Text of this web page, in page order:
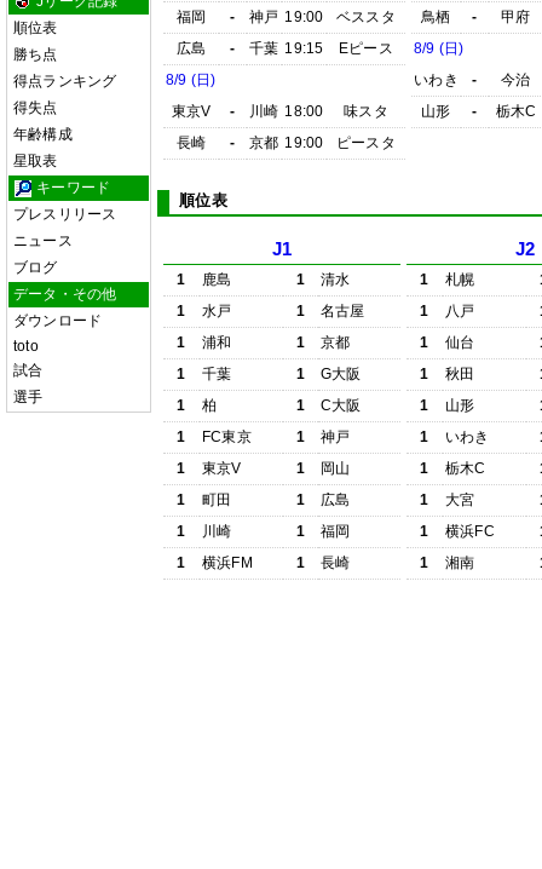
順位表
勝ち点
得点ランキング
得失点
年齢構成
星取表
キーワード
プレスリリース
ニュース
ブログ
データ・その他
ダウンロード
toto
試合
選手
福岡
- 神戸 19:00
ベススタ
広島
- 千葉 19:15
Eピース
8/9 (日)
東京V
- 川崎 18:00
味スタ
長崎
- 京都 19:00 ピースタ
鳥栖
-
甲府
8/9 (日)
いわき
-
今治
山形
- 栃木C
順位表
J1
1 鹿島 1
清水
1
水戸 1
名古屋
1
浦和 1
京都
1
千葉 1
G大阪
1
柏 1
C大阪
1
FC東京 1
神戸
1
東京V 1
岡山
1
町田 1
広島
1
川崎 1
福岡
1
横浜FM 1 長崎
J2
1 札幌
1
八戸
1
仙台
1
秋田
1
山形
1
いわき
1
栃木C
1
大宮
1
横浜FC
1
湘南